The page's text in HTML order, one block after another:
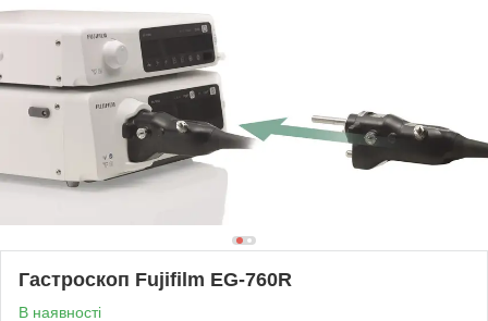
Гастроскоп Fujifilm EG-760R
В наявності